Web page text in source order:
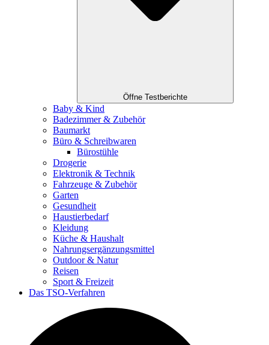
Öffne Testberichte
Baby & Kind
Badezimmer & Zubehör
Baumarkt
Büro & Schreibwaren
Bürostühle
Drogerie
Elektronik & Technik
Fahrzeuge & Zubehör
Garten
Gesundheit
Haustierbedarf
Kleidung
Küche & Haushalt
Nahrungsergänzungsmittel
Outdoor & Natur
Reisen
Sport & Freizeit
Das TSO-Verfahren